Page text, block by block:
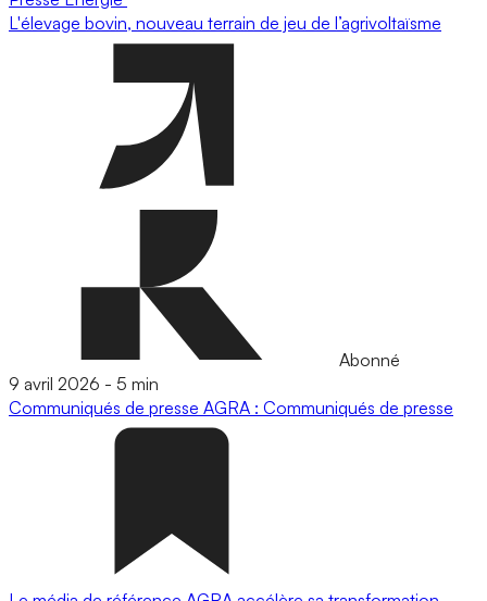
L'élevage bovin, nouveau terrain de jeu de l’agrivoltaïsme
Abonné
9 avril 2026 - 5 min
Communiqués de presse AGRA : Communiqués de presse